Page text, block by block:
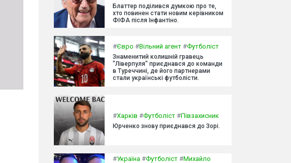
Блаттер поділився думкою про те,
хто повинен стати новим керівником
ФІФА після Інфантіно.
#Євро #Вільний агент #Футболіст
Знаменитий колишній гравець
"Ліверпуля" приєднався до команди
в Туреччині, де його партнерами
стали українські футболісти.
#Харків #Футболіст #Півзахисник
Юрченко знову приєднався до Зорі.
#Україна #Футболіст #Михайло